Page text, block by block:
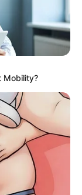
ายทั้งปวงและขับ
Mobility?